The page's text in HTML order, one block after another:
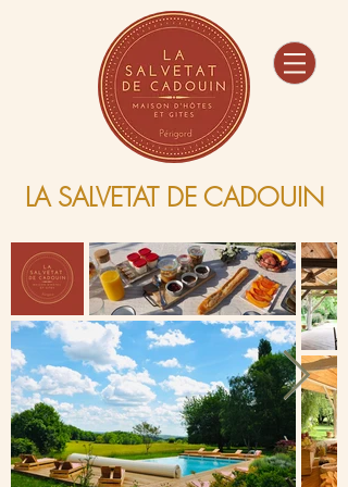
Maison d'hôtes
Gîtes
Evénementiel
LA SALVETAT DE CADOUIN